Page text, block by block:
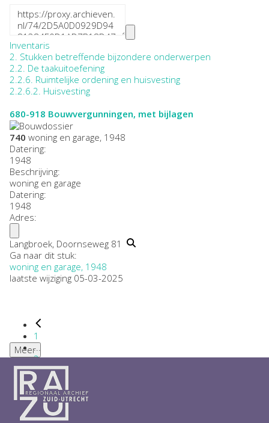
Inventaris
2. Stukken betreffende bijzondere onderwerpen
2.2. De taakuitoefening
2.2.6. Ruimtelijke ordening en huisvesting
2.2.6.2. Huisvesting
680-918 Bouwvergunningen, met bijlagen
740 woning en garage, 1948
Datering:
1948
Beschrijving:
woning en garage
Datering:
1948
Adres:
Langbroek, Doornseweg 81
Ga naar dit stuk:
woning en garage, 1948
laatste wijziging 05-03-2025
1
...
2
3
4
5
6
...
Meer